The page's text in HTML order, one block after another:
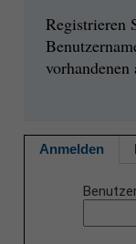
Registrieren
vorhandenen
Anmelden